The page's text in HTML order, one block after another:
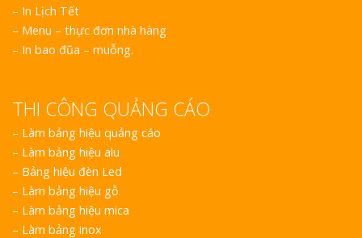
– In Lịch Tết
– Menu – thực đơn nhà hàng
– In bao đũa – muỗng.
THI CÔNG QUẢNG CÁO
– Làm bảng hiệu quảng cáo
– Làm bảng hiệu alu
– Bảng hiệu đèn Led
– Làm bảng hiệu gỗ
– Làm bảng hiệu mica
– Làm bảng inox